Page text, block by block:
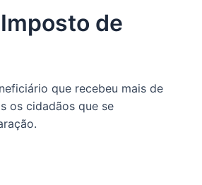
de
que recebeu mais de
os cidadãos que se